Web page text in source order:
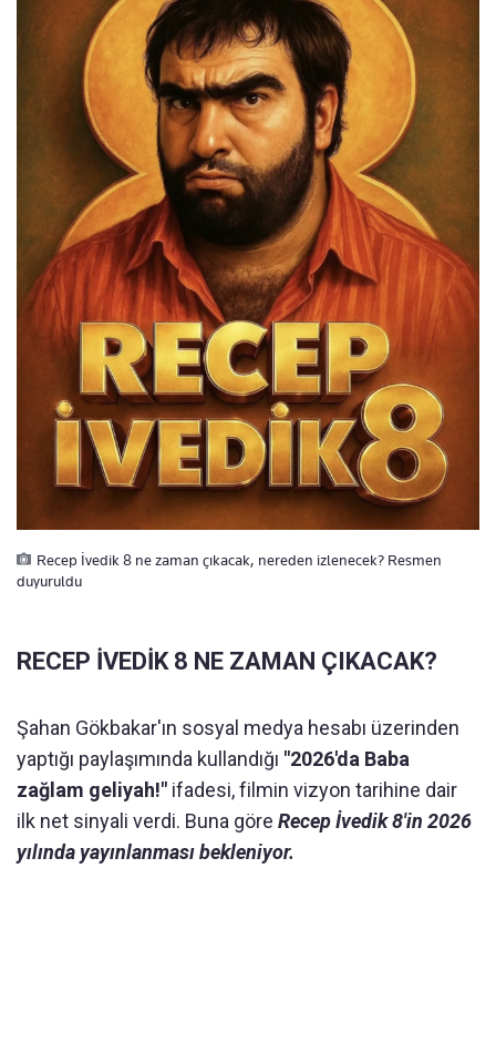
Recep İvedik 8 ne zaman çıkacak, nereden izlenecek? Resmen
duyuruldu
RECEP İVEDİK 8 NE ZAMAN ÇIKACAK?
Şahan Gökbakar'ın sosyal medya hesabı üzerinden
yaptığı paylaşımında kullandığı "2026'da Baba
zağlam geliyah!" ifadesi, filmin vizyon tarihine dair
ilk net sinyali verdi. Buna göre Recep İvedik 8'in 2026
yılında yayınlanması bekleniyor.